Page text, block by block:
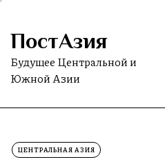
Skip
the
content
ПостАзия
Будущее Центральной и
Южной Азии
ЦЕНТРАЛЬНАЯ АЗИЯ